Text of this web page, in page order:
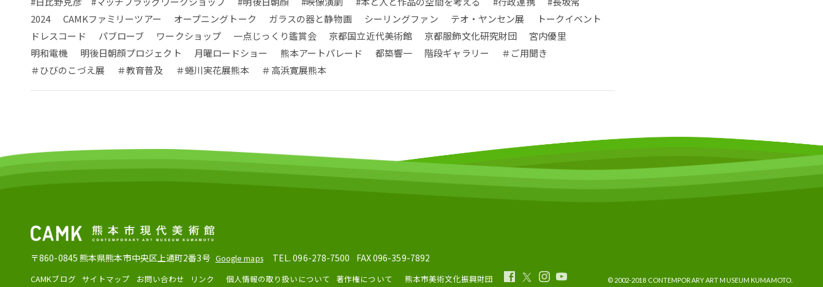
2024
CAMKファミリーツアー オープニングトーク ガラスの器と静物画 シーリングファン テオ・ヤンセン展
トークイベント
ドレスコード
パブローブ ワークショップ 一点じっくり鑑賞会 京都国立近代美術館 京都服飾文化研究財団
宮内優里
明和電機
明後日朝顔プロジェクト 月曜ロードショー 熊本アートパレード 都築響一 階段ギャラリー
＃ご用聞き
＃ひびのこづえ展
＃教育普及 ＃蜷川実花展熊本 ＃高浜寛展熊本
〒860-0845 熊本県熊本市中央区上通町2番3号 Google maps TEL. 096-278-7500 FAX 096-359-7892
CAMKブログ サイトマップ お問い合わせ リンク 個人情報の取り扱いについて 著作権について 熊本市美術文化振興財団 © 2002-2018 CONTEMPORARY ART MUSEUM KUMAMOTO.